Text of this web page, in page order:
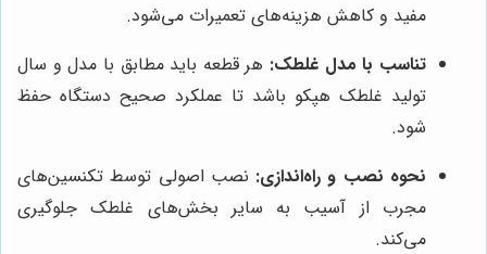
مفید و کاهش هزینه‌های تعمیرات می‌شود.
تناسب با مدل غلطک: هر قطعه باید مطابق با مدل و سال
تولید غلطک هپکو باشد تا عملکرد صحیح دستگاه حفظ
شود.
نحوه نصب و راه‌اندازی: نصب اصولی توسط تکنسین‌های
مجرب از آسیب به سایر بخش‌های غلطک جلوگیری
می‌کند.